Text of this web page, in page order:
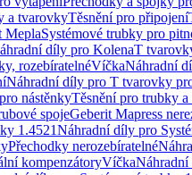
a tvarovkyTěsnění pro připojení
MeplaSystémové trubky pro
díly pro KolenaT
rozebíratelnéVíčkaNáhradní
Náhradní díly pro T tvarovky
nástěnkyTěsnění pro trubky
spojeGeberit Mapress
1.4521Náhradní díly pro
Přechodky nerozebíratelné
kompenzátoryVíčka